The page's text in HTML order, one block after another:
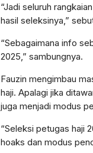
“Jadi seluruh
hasil seleksinya,”
“Sebagaimana info
2025,” sambungnya.
Fauzin mengimbau
haji. Apalagi jika
juga menjadi modus
“Seleksi petugas haji
hoaks dan modus